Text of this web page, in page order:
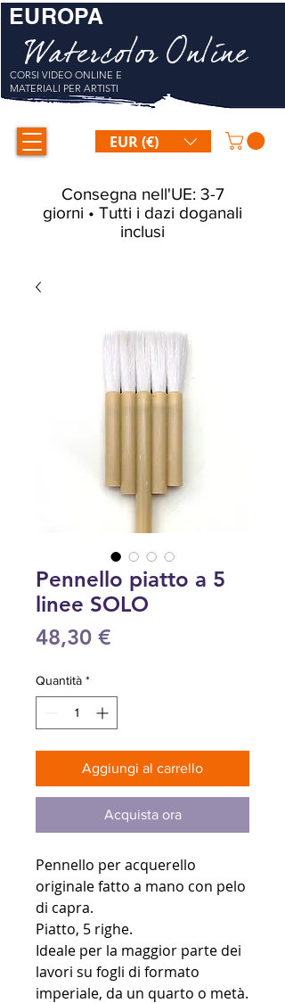
Watercolor Online
CORSI VIDEO ONLINE E
MATERIALI PER ARTISTI
EUR (€)
EUROPA
Consegna nell'UE: 3-7
giorni • Tutti i dazi doganali
inclusi
Pennello piatto a 5
linee SOLO
48,30 €
Quantità *
Aggiungi al carrello
Acquista ora
Pennello per acquerello
originale fatto a mano con pelo
di capra.
Piatto, 5 righe.
Ideale per la maggior parte dei
lavori su fogli di formato
imperiale, da un quarto o metà.